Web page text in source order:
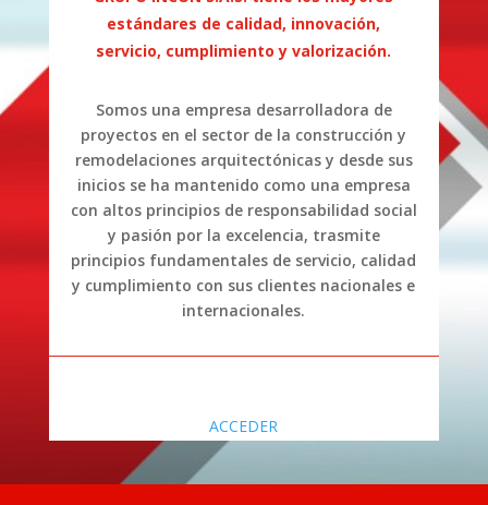
estándares de calidad, innovación,
servicio, cumplimiento y valorización.
Somos una empresa desarrolladora de
proyectos en el sector de la construcción y
remodelaciones arquitectónicas y desde sus
inicios se ha mantenido como una empresa
con altos principios de responsabilidad social
y pasión por la excelencia, trasmite
principios fundamentales de servicio, calidad
y cumplimiento con sus clientes nacionales e
internacionales.
ACCEDER